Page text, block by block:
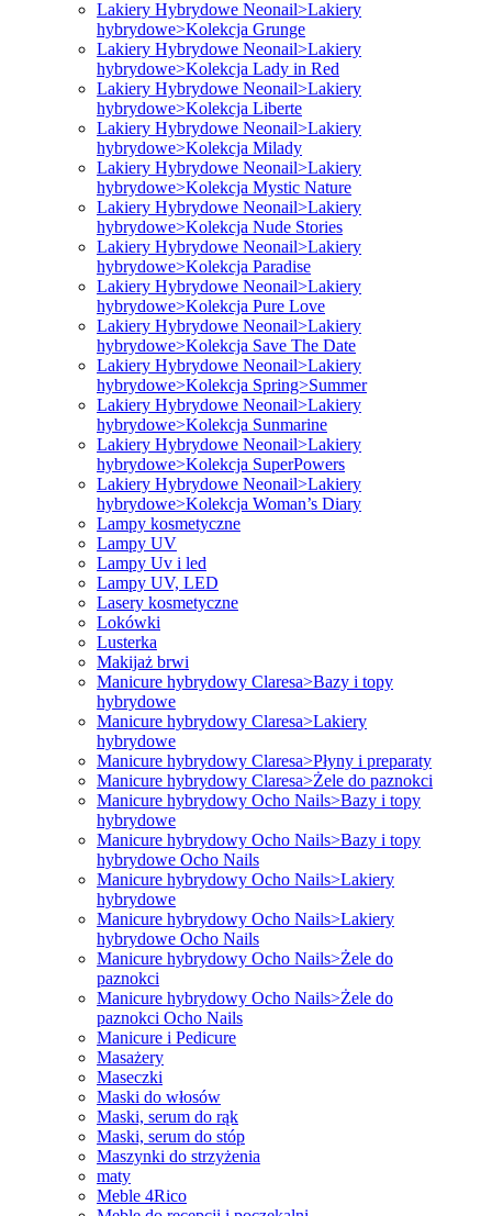
Lakiery Hybrydowe Neonail>Lakiery
hybrydowe>Kolekcja Grunge
Lakiery Hybrydowe Neonail>Lakiery
hybrydowe>Kolekcja Lady in Red
Lakiery Hybrydowe Neonail>Lakiery
hybrydowe>Kolekcja Liberte
Lakiery Hybrydowe Neonail>Lakiery
hybrydowe>Kolekcja Milady
Lakiery Hybrydowe Neonail>Lakiery
hybrydowe>Kolekcja Mystic Nature
Lakiery Hybrydowe Neonail>Lakiery
hybrydowe>Kolekcja Nude Stories
Lakiery Hybrydowe Neonail>Lakiery
hybrydowe>Kolekcja Paradise
Lakiery Hybrydowe Neonail>Lakiery
hybrydowe>Kolekcja Pure Love
Lakiery Hybrydowe Neonail>Lakiery
hybrydowe>Kolekcja Save The Date
Lakiery Hybrydowe Neonail>Lakiery
hybrydowe>Kolekcja Spring>Summer
Lakiery Hybrydowe Neonail>Lakiery
hybrydowe>Kolekcja Sunmarine
Lakiery Hybrydowe Neonail>Lakiery
hybrydowe>Kolekcja SuperPowers
Lakiery Hybrydowe Neonail>Lakiery
hybrydowe>Kolekcja Woman’s Diary
Lampy kosmetyczne
Lampy UV
Lampy Uv i led
Lampy UV, LED
Lasery kosmetyczne
Lokówki
Lusterka
Makijaż brwi
Manicure hybrydowy Claresa>Bazy i topy
hybrydowe
Manicure hybrydowy Claresa>Lakiery
hybrydowe
Manicure hybrydowy Claresa>Płyny i preparaty
Manicure hybrydowy Claresa>Żele do paznokci
Manicure hybrydowy Ocho Nails>Bazy i topy
hybrydowe
Manicure hybrydowy Ocho Nails>Bazy i topy
hybrydowe Ocho Nails
Manicure hybrydowy Ocho Nails>Lakiery
hybrydowe
Manicure hybrydowy Ocho Nails>Lakiery
hybrydowe Ocho Nails
Manicure hybrydowy Ocho Nails>Żele do
paznokci
Manicure hybrydowy Ocho Nails>Żele do
paznokci Ocho Nails
Manicure i Pedicure
Masażery
Maseczki
Maski do włosów
Maski, serum do rąk
Maski, serum do stóp
Maszynki do strzyżenia
maty
Meble 4Rico